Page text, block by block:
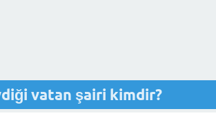
vatan şairi kimdir?